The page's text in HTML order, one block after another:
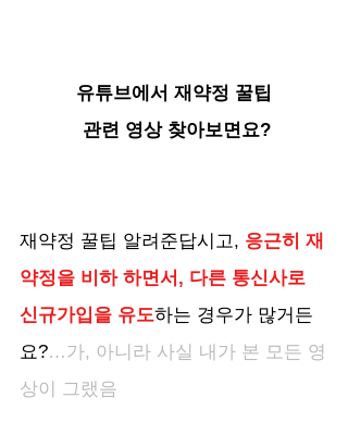
유튜브에서 재약정 꿀팁
관련 영상 찾아보면요?
재약정 꿀팁 알려준답시고, 응근히 재
약정을 비하 하면서, 다른 통신사로
신규가입을 유도하는 경우가 많거든
요?…가, 아니라 사실 내가 본 모든 영
상이 그랬음